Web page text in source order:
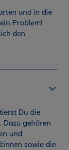
und in die
Problem!
den
Du die
Dazu gehören
und
sowie die